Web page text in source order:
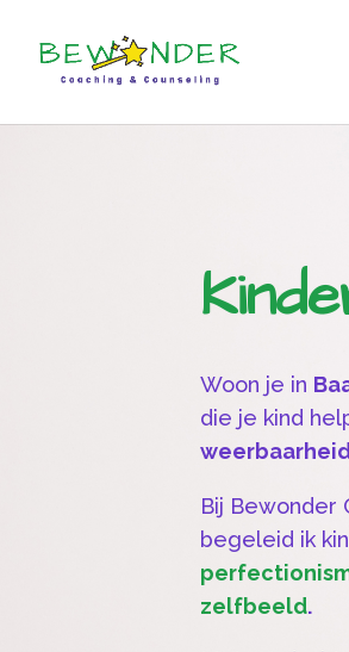
Woon je in
die je kind
Bij Bewonder
begeleid ik
zelfbeeld.